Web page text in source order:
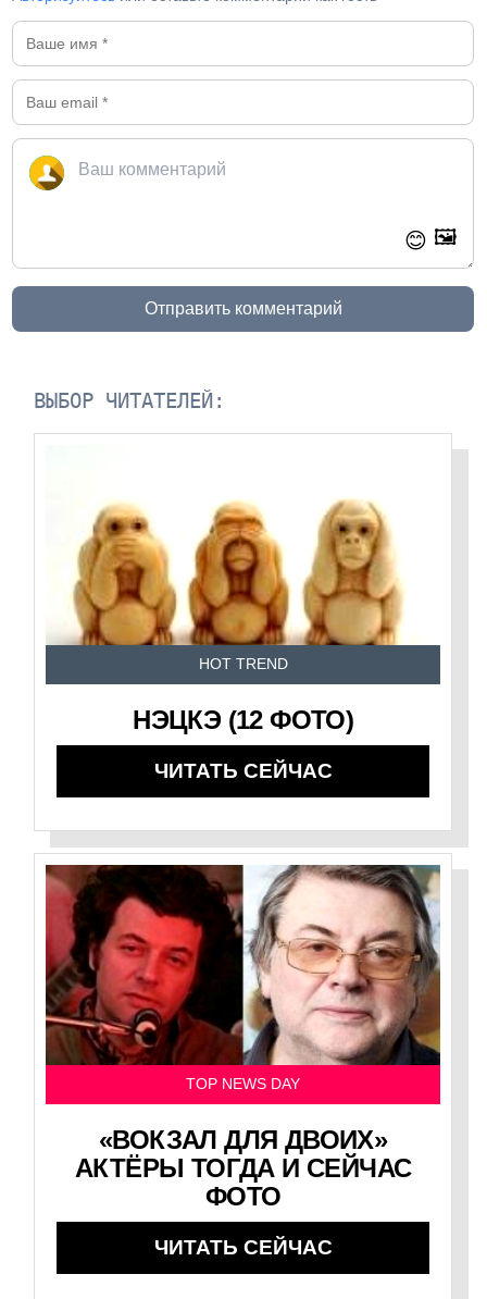
😊 🖼️
Отправить комментарий
ВЫБОР ЧИТАТЕЛЕЙ:
HOT TREND
НЭЦКЭ (12 ФОТО)
ЧИТАТЬ СЕЙЧАС
TOP NEWS DAY
«ВОКЗАЛ ДЛЯ ДВОИХ»
АКТЁРЫ ТОГДА И СЕЙЧАС
ФОТО
ЧИТАТЬ СЕЙЧАС